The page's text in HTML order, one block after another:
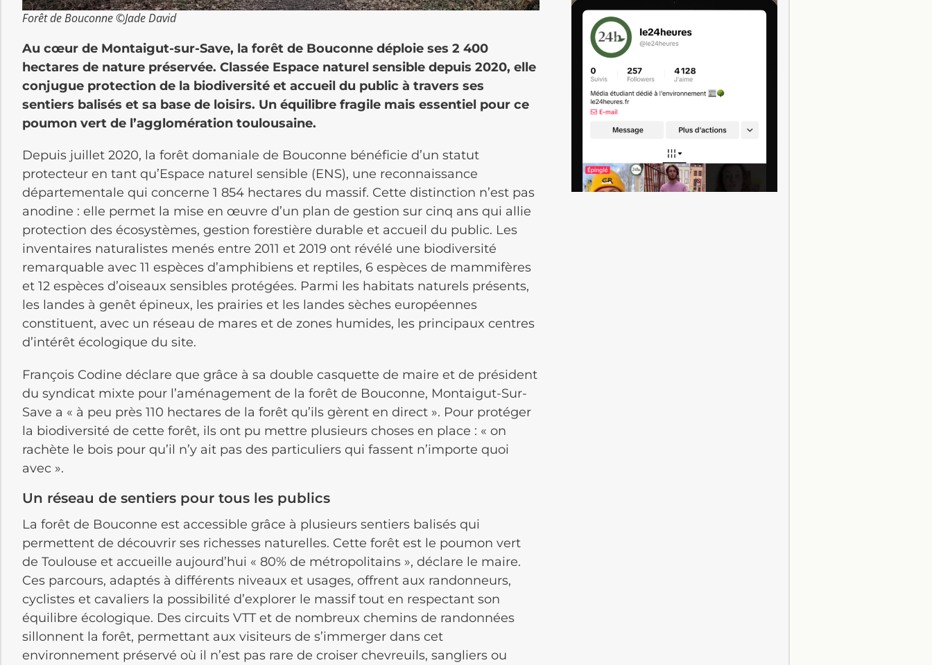
Forêt de Bouconne ©Jade David
Au cœur de Montaigut-sur-Save, la forêt de Bouconne déploie ses 2 400
hectares de nature préservée. Classée Espace naturel sensible depuis 2020, elle
conjugue protection de la biodiversité et accueil du public à travers ses
sentiers balisés et sa base de loisirs. Un équilibre fragile mais essentiel pour ce
poumon vert de l’agglomération toulousaine.
Depuis juillet 2020, la forêt domaniale de Bouconne bénéficie d’un statut
protecteur en tant qu’Espace naturel sensible (ENS), une reconnaissance
départementale qui concerne 1 854 hectares du massif. Cette distinction n’est pas
anodine : elle permet la mise en œuvre d’un plan de gestion sur cinq ans qui allie
protection des écosystèmes, gestion forestière durable et accueil du public. Les
inventaires naturalistes menés entre 2011 et 2019 ont révélé une biodiversité
remarquable avec 11 espèces d’amphibiens et reptiles, 6 espèces de mammifères
et 12 espèces d’oiseaux sensibles protégées. Parmi les habitats naturels présents,
les landes à genêt épineux, les prairies et les landes sèches européennes
constituent, avec un réseau de mares et de zones humides, les principaux centres
d’intérêt écologique du site.
François Codine déclare que grâce à sa double casquette de maire et de président
du syndicat mixte pour l’aménagement de la forêt de Bouconne, Montaigut-Sur-
Save a « à peu près 110 hectares de la forêt qu’ils gèrent en direct ». Pour protéger
la biodiversité de cette forêt, ils ont pu mettre plusieurs choses en place : « on
rachète le bois pour qu’il n’y ait pas des particuliers qui fassent n’importe quoi
avec ».
Un réseau de sentiers pour tous les publics
La forêt de Bouconne est accessible grâce à plusieurs sentiers balisés qui
permettent de découvrir ses richesses naturelles. Cette forêt est le poumon vert
de Toulouse et accueille aujourd’hui « 80% de métropolitains », déclare le maire.
Ces parcours, adaptés à différents niveaux et usages, offrent aux randonneurs,
cyclistes et cavaliers la possibilité d’explorer le massif tout en respectant son
équilibre écologique. Des circuits VTT et de nombreux chemins de randonnées
sillonnent la forêt, permettant aux visiteurs de s’immerger dans cet
environnement préservé où il n’est pas rare de croiser chevreuils, sangliers ou